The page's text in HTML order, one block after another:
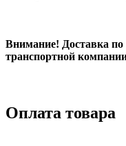
Внимание! Доставка по
транспортной
Оплата товара